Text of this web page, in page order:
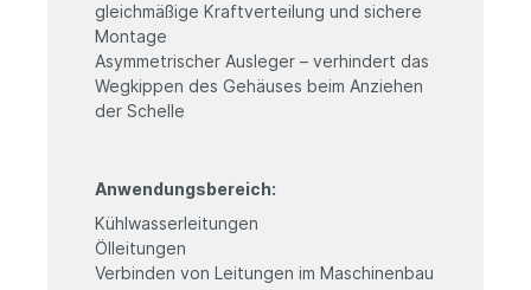
gleichmäßige Kraftverteilung und sichere
Montage
Asymmetrischer Ausleger – verhindert das
Wegkippen des Gehäuses beim Anziehen
der Schelle
Anwendungsbereich:
Kühlwasserleitungen
Ölleitungen
Verbinden von Leitungen im Maschinenbau